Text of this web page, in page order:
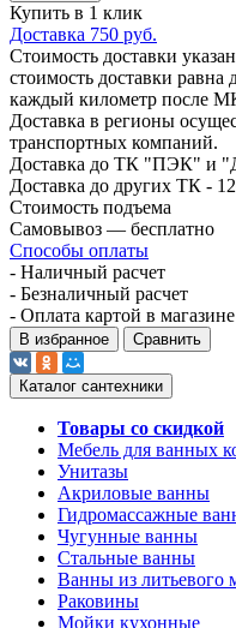
Купить в 1 клик
Доставка 750 руб.
Стоимость доставки
стоимость доставки равна
каждый километр после
Доставка в регионы
транспортных компаний.
Доставка до ТК "ПЭК" и
Доставка до других ТК -
Стоимость подъема
Самовывоз — бесплатно
Способы оплаты
- Наличный расчет
- Безналичный расчет
- Оплата картой в магазине
В избранное Сравнить
Каталог сантехники
Товары со скидкой
Мебель для ванных
Унитазы
Акриловые ванны
Гидромассажные
Чугунные ванны
Стальные ванны
Ванны из литьевого
Раковины
Мойки кухонные